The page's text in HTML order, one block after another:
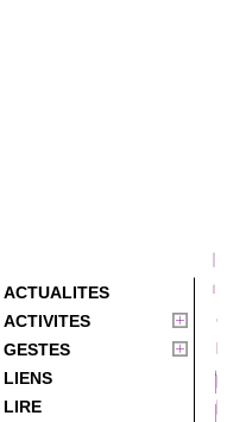
ACTUALITES
ACTIVITES
GESTES
LIENS
LIRE